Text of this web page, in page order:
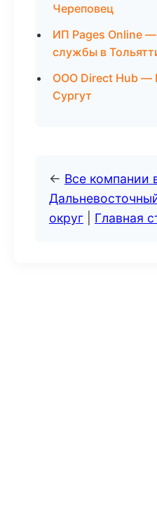
Череповец
ИП Pages Online
службы в
ООО Direct Hub —
Сургут
← Все компании
округ
Главная